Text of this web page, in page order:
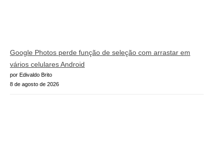
Google Photos perde função de seleção com arrastar em
vários celulares Android
por Edivaldo Brito
8 de agosto de 2026